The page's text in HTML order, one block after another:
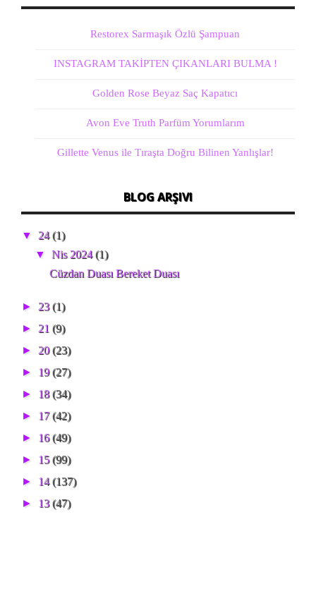
Restorex Sarmaşık Özlü Şampuan
INSTAGRAM TAKİPTEN ÇIKANLARI BULMA !
Golden Rose Beyaz Saç Kapatıcı
Avon Eve Truth Parfüm Yorumlarım
Gillette Venus ile Tıraşta Doğru Bilinen Yanlışlar!
BLOG ARŞIVI
▼ 24(1)
▼Nis 2024(1)
Cüzdan Duası Bereket Duası
► 23(1)
► 21 (9)
► 20(23)
► 19(27)
► 18(34)
► 17(42)
► 16(49)
► 15(99)
► 14(137)
► 13(47)